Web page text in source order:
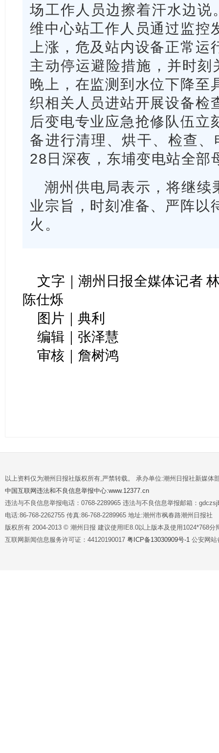
场工作人员边擦着汗水边
维中心站工作人员通过监控
上涨，危及站内设备正常
主动停运避险措施，并时
晚上，在监测到水位下降至
织相关人员进站开展设备检
后变电专业应急抢修队伍立
备进行清理、烘干、检查
28日深夜，东埔变电站全部
潮州供电局表示，将继续
业宗旨，时刻准备、严阵以
火。
文字｜潮州日报全媒体记者
陈仕烁
图片｜典利
编辑｜张泽慧
审核｜詹树鸿
以上资料仅为潮州日报社版权所有,严禁转载。 承办单位:潮州日报社新媒体
中国互联网违法和不良信息举报中心:www.12377.cn
违法与不良信息举报电话：0768-2289965 违法与不良信息举报邮箱：
电话:86-768-2262755 传真:86-768-2289965 地址:潮州市枫春路潮州日报社
版权所有 2004-2013 © 潮州日报 建议使用IE8.0以上版本及使用1024*768分
互联网新闻信息服务许可证：44120190017 粤ICP备13030909号-1 公安网站